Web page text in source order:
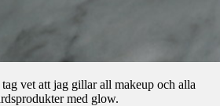
vet att jag gillar all makeup och alla
med glow.